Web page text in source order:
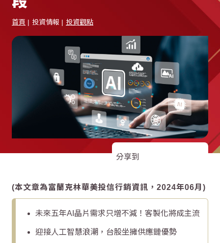
首頁 投資情報 投資觀點
分享到
(本文章為富蘭克林華美投信行銷資訊，2024年06月)
未來五年AI晶片需求只增不減！客製化將成主流
迎接人工智慧浪潮，台股坐擁供應鏈優勢